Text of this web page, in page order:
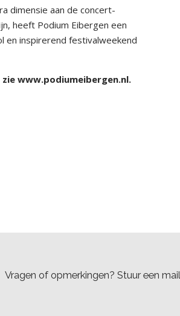
dimensie aan de concert-
heeft Podium Eibergen een
en inspirerend festivalweekend
www.podiumeibergen.nl.
Vragen of opmerkingen? Stuur een